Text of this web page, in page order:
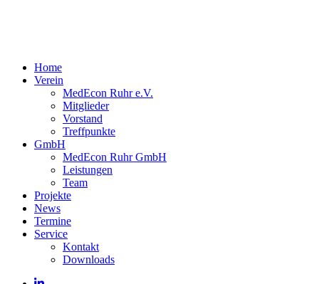
Home
Verein
MedEcon Ruhr e.V.
Mitglieder
Vorstand
Treffpunkte
GmbH
MedEcon Ruhr GmbH
Leistungen
Team
Projekte
News
Termine
Service
Kontakt
Downloads